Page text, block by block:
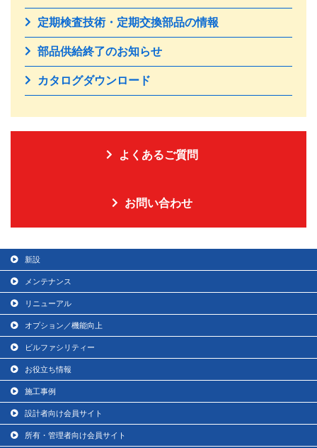
定期検査技術・定期交換部品の情報
部品供給終了のお知らせ
カタログダウンロード
よくあるご質問
お問い合わせ
新設
メンテナンス
リニューアル
オプション／機能向上
ビルファシリティー
お役立ち情報
施工事例
設計者向け会員サイト
所有・管理者向け会員サイト